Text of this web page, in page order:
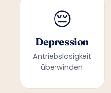
😔
Depression
Antriebslosigkeit
überwinden.